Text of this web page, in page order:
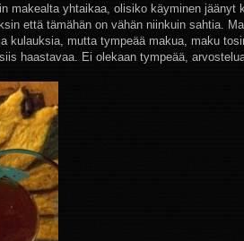
makealta yhtaikaa, olisiko käyminen jäänyt
että tämähän on vähän niinkuin sahtia.
kulauksia, mutta tympeää makua, maku
haastavaa. Ei olekaan tympeää,